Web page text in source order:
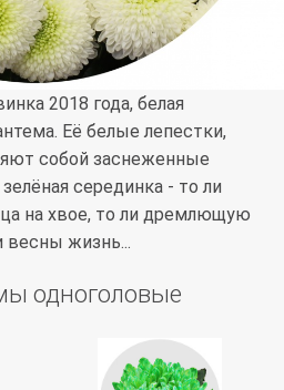
2018 года, белая
Её белые лепестки,
собой заснеженные
серединка - то ли
на хвое, то ли дремлющую
весны жизнь...
одноголовые